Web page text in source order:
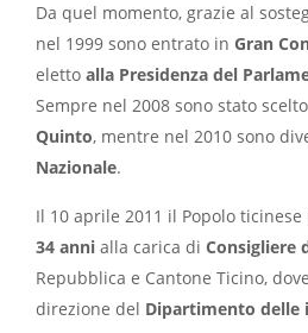
Da quel momento, grazie al
nel 1999 sono entrato in Gran
eletto alla Presidenza del
Sempre nel 2008 sono stato
Quinto, mentre nel 2010 sono
Nazionale.
Il 10 aprile 2011 il Popolo
34 anni alla carica di Consigliere
Repubblica e Cantone Ticino,
direzione del Dipartimento delle